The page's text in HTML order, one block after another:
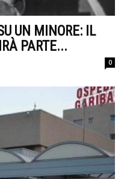
UN MINORE: IL
PARTE...
0